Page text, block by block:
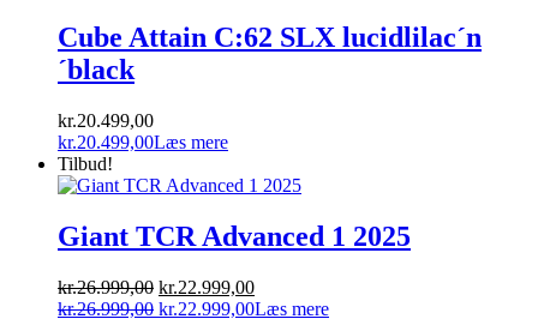
Cube Attain C:62 SLX lucidlilac´n
´black
kr.20.499,00
kr.20.499,00Læs mere
Tilbud!
Giant TCR Advanced 1 2025
kr.26.999,00 Den
oprindelige
kr.22.999,00Den
aktuelle
kr.26.999,00 Den
kr.22.999,00Den
Læs mere